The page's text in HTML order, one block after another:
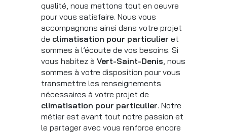
qualité, nous mettons tout en oeuvre
pour vous satisfaire. Nous vous
accompagnons ainsi dans votre projet
de climatisation pour particulier et
sommes à l’écoute de vos besoins. Si
vous habitez à Vert-Saint-Denis, nous
sommes à votre disposition pour vous
transmettre les renseignements
nécessaires à votre projet de
climatisation pour particulier. Notre
métier est avant tout notre passion et
le partager avec vous renforce encore